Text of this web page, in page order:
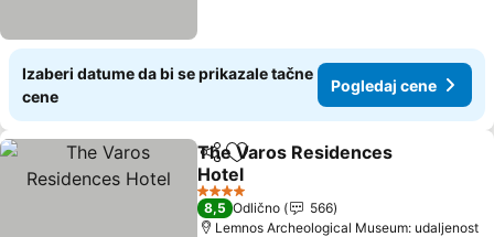
Izaberi datume da bi se prikazale tačne
cene
Pogledaj cene
Deli Dodati u favorite
The Varos Residences
Hotel
4 Zvezdice
8,5 Odlično
566
Lemnos Archeological Museum: udaljenost